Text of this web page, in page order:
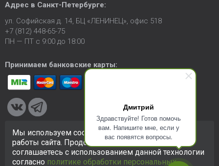
Дмитрий
Здравствуйте! Готов помочь
вам. Напишите мне, если у
вас появятся вопросы.
Адрес в Санкт-Петербурге:
ул. Софийская д. 14, БЦ «ЛЕНИНЕЦ», офис 518
+7 (812) 448-65-75
ПН — ПТ с 9:00 до 18:00
Принимаем банковские карты:
© 2005-2026 ООО «КСК». Сайт https://ksk24.ruсоздан
исключительно в информационных целях и любая информация
на сайте не является публичной офертой.Политика в
отношении персональных данных
Мы используем cookie-файлы для улучшения
работы сайта. Продолжая использовать сайт, вы
соглашаетесь с использованием данной технологии
согласно политике обработки персональных